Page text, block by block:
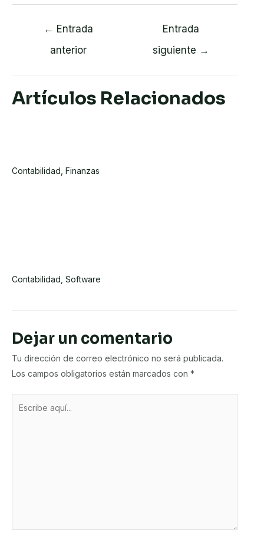
Navegación
← Entrada
anterior
Entrada
siguiente →
Artículos Relacionados
Contabilidad Finanzas
Contabilidad Software
Dejar un comentario
Tu dirección de correo electrónico no será publicada.
Los campos obligatorios están marcados con *